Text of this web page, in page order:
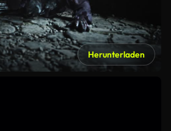
Herunterladen